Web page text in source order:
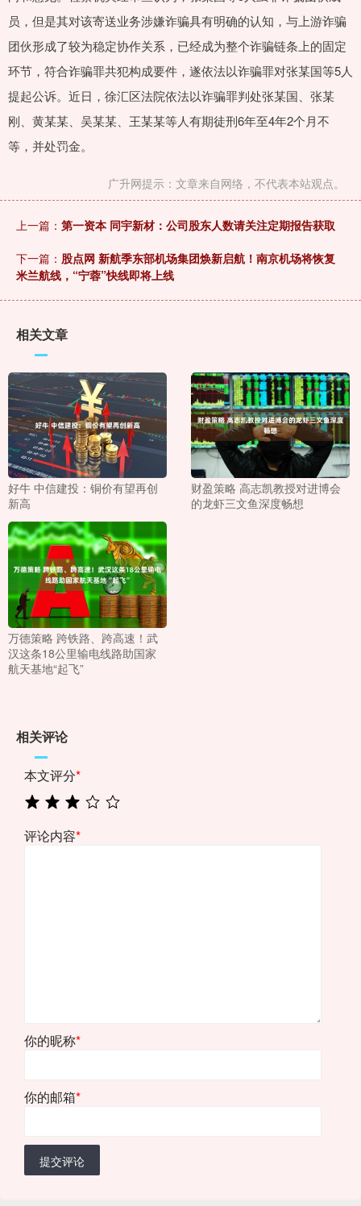
员，但是其对该寄送业务涉嫌诈骗具有明确的认知，与上游诈骗
团伙形成了较为稳定协作关系，已经成为整个诈骗链条上的固定
环节，符合诈骗罪共犯构成要件，遂依法以诈骗罪对张某国等5人
提起公诉。近日，徐汇区法院依法以诈骗罪判处张某国、张某
刚、黄某某、吴某某、王某某等人有期徒刑6年至4年2个月不
等，并处罚金。
广升网提示：文章来自网络，不代表本站观点。
上一篇： 第一资本 同宇新材：公司股东人数请关注定期报告获取
下一篇： 股点网 新航季东部机场集团焕新启航！南京机场将恢复
米兰航线，“宁蓉”快线即将上线
相关文章
好牛 中信建投：铜价有望再创
新高
财盈策略 高志凯教授对进博会
的龙虾三文鱼深度畅想
万德策略 跨铁路、跨高速！武
汉这条18公里输电线路助国家
航天基地“起飞”
相关评论
本文评分*
评论内容*
你的昵称*
你的邮箱*
提交评论